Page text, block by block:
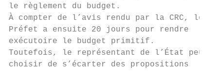
le règlement du budget.
À compter de l’avis rendu par la CRC,
Préfet a ensuite 20 jours pour rendre
exécutoire le budget primitif.
Toutefois, le représentant de l’État
choisir de s’écarter des propositions